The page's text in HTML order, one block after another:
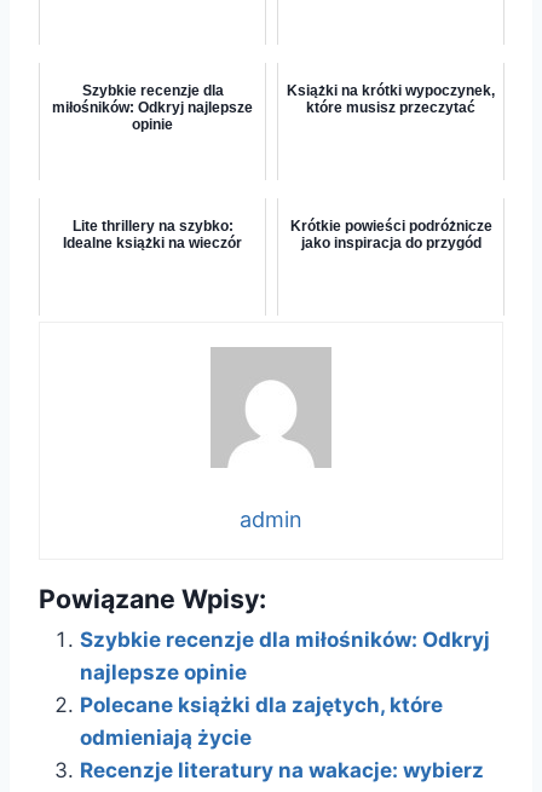
Szybkie recenzje dla
miłośników: Odkryj najlepsze
opinie
Książki na krótki wypoczynek,
które musisz przeczytać
Lite thrillery na szybko:
Idealne książki na wieczór
Krótkie powieści podróżnicze
jako inspiracja do przygód
admin
Powiązane Wpisy:
Szybkie recenzje dla miłośników: Odkryj
najlepsze opinie
Polecane książki dla zajętych, które
odmieniają życie
Recenzje literatury na wakacje: wybierz